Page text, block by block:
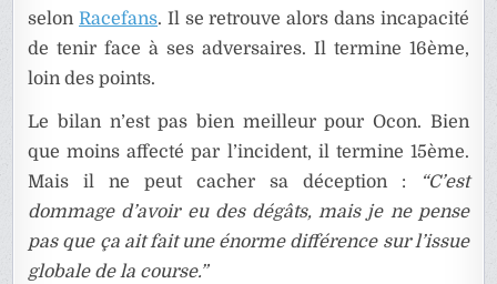
selonRacefans. Il se retrouve alors dans incapacité
de tenir face à ses adversaires. Il termine 16ème,
loin des points.
Le bilan n’est pas bien meilleur pour Ocon. Bien
que moins affecté par l’incident, il termine 15ème.
Mais il ne peut cacher sa déception :
“C’est
dommage d’avoir eu des dégâts, mais je ne pense
pas que ça ait fait une énorme différence sur l’issue
globale de la course.”